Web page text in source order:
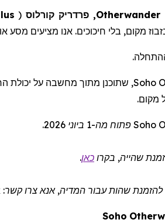
Otherwander, פרדריקקורלוס (
מקום, בלי חיכוכים. אנו מציעים מסע
Soho, שתוכנן מתוך מחשבה על יכולת
מקום.
Soho פתוח מה-1 ביוני 2026.
שהייה, בקרו כאן.
להזמנת שהותעבור המדיה, אנא צרו קשר: otherwander@wcommunications.co.uk
Soho